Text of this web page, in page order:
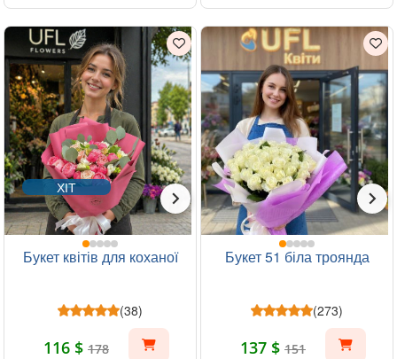
ХІТ
Букет квітів для коханої
(38)
116 $ 178
Букет 51 біла троянда
(273)
137 $ 151